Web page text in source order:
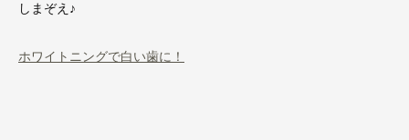
しまぞえ♪
ホワイトニングで白い歯に！